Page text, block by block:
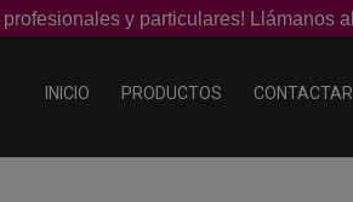
y particulares! Llámanos al
INICIO PRODUCTOS CONTACTAR